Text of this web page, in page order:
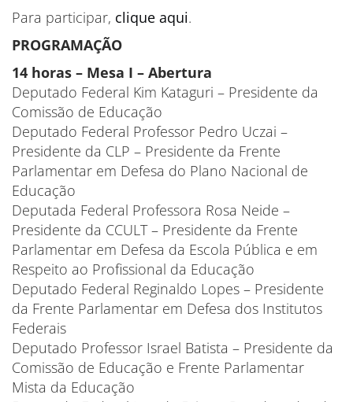
Para participar, clique aqui.
PROGRAMAÇÃO
14 horas – Mesa I – Abertura
Deputado Federal Kim Kataguri – Presidente da
Comissão de Educação
Deputado Federal Professor Pedro Uczai –
Presidente da CLP – Presidente da Frente
Parlamentar em Defesa do Plano Nacional de
Educação
Deputada Federal Professora Rosa Neide –
Presidente da CCULT – Presidente da Frente
Parlamentar em Defesa da Escola Pública e em
Respeito ao Profissional da Educação
Deputado Federal Reginaldo Lopes – Presidente
da Frente Parlamentar em Defesa dos Institutos
Federais
Deputado Professor Israel Batista – Presidente da
Comissão de Educação e Frente Parlamentar
Mista da Educação